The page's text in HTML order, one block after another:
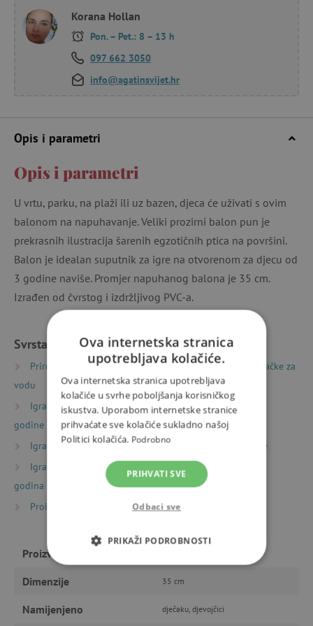
Korana Hollan
Pon. – Pet.: 8 – 13 h
097 662 3050
info@agatinsvijet.hr
Opis i parametri
Opis i parametri
U vrtu, parku, na plaži ili uz bazen, djeca će uživati s ovim
balonom na napuhavanje. Veliki prozirni balon pun je
prekrasnih ilustracija šarenih egzotičnih ptica na površini.
Balon je idealan suputnik za igre na otvorenom za djecu od
3 godine naviše. Promjer napuhanog balona je 35 cm.
Izrađen od čvrstog i izdržljivog PVC-a.
Svrstano u kategorije
Priroda i sport Oprema i igračke za vodu
Igračke za
vodu
Igračke prema starosti
Igre i igračke za djecu od 3
godine
Igračke prema starosti
Igre i igračke za predškolce
Igračke prema starosti
Igre i igračke za djecu od 6
godina
Proizvođači
Proizvođač
Dimenzije 35 cm
Namijenjeno dječaku, djevojčici
Ova internetska stranica
upotrebljava kolačiće.
Ova internetska stranica upotrebljava
kolačiće u svrhe poboljšanja korisničkog
iskustva. Uporabom internetske stranice
prihvaćate sve kolačiće sukladno našoj
Politici kolačića. Podrobno
PRIHVATI SVE
Odbaci sve
PRIKAŽI PODROBNOSTI
CILJANOST